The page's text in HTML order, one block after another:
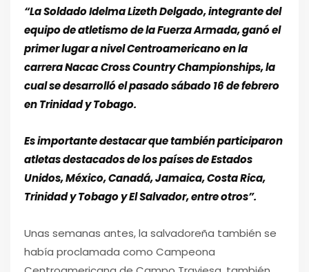
“La Soldado Idelma Lizeth Delgado, integrante del
equipo de atletismo de la Fuerza Armada, ganó el
primer lugar a nivel Centroamericano en la
carrera Nacac Cross Country Championships, la
cual se desarrolló el pasado sábado 16 de febrero
en Trinidad y Tobago.
Es importante destacar que también participaron
atletas destacados de los países de Estados
Unidos, México, Canadá, Jamaica, Costa Rica,
Trinidad y Tobago y El Salvador, entre otros”.
Unas semanas antes, la salvadoreña también se
había proclamada como Campeona